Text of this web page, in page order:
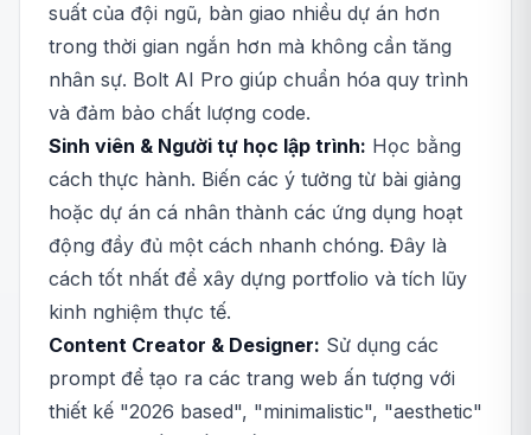
suất của đội ngũ, bàn giao nhiều dự án hơn
trong thời gian ngắn hơn mà không cần tăng
nhân sự. Bolt AI Pro giúp chuẩn hóa quy trình
và đảm bảo chất lượng code.
Sinh viên & Người tự học lập trình: Học bằng
cách thực hành. Biến các ý tưởng từ bài giảng
hoặc dự án cá nhân thành các ứng dụng hoạt
động đầy đủ một cách nhanh chóng. Đây là
cách tốt nhất để xây dựng portfolio và tích lũy
kinh nghiệm thực tế.
Content Creator & Designer: Sử dụng các
prompt để tạo ra các trang web ấn tượng với
thiết kế "2026 based", "minimalistic", "aesthetic"